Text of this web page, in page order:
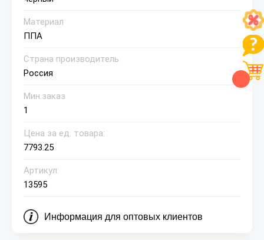
Материал
ППА
Страна производитель
Россия
Мин.заказ
1
Цена за ед. товара:
7793.25
Артикул:
13595
Информация для оптовых клиентов